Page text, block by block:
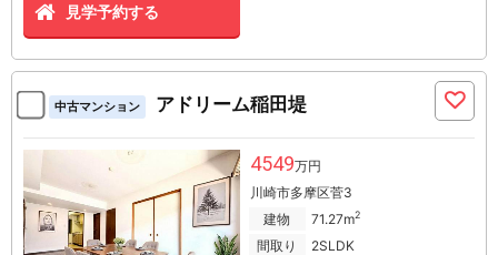
見学予約する
中古マンション アドリーム稲田堤
4549万円
川崎市多摩区菅3
建物
71.27m2
間取り
2SLDK